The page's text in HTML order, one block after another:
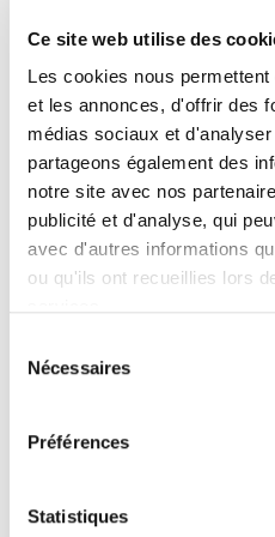
Ce site web utilise des
Les cookies nous
et les annonces, d'offrir des
médias sociaux et
partageons également des
notre site avec nos
publicité et d'analyse, qui
avec d'autres informations
ou qu'ils ont recueillies lors
Nécessaires
Préférences
Statistiques
sucrées et bien plus encore.
Assiette pour coupole
Ne pas réchauffer au four ni
Non compatible avec le lave-
Nettoyer avec un chiffon